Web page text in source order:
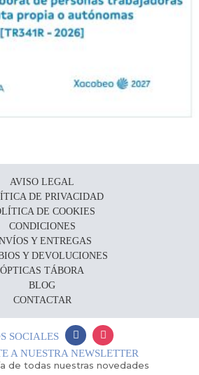
AVISO LEGAL
DE PRIVACIDAD
DE COOKIES
CONDICIONES
Y ENTREGAS
Y DEVOLUCIONES
ÓPTICAS TÁBORA
BLOG
CONTACTAR
SOCIALES
A NUESTRA NEWSLETTER
de todas nuestras novedades